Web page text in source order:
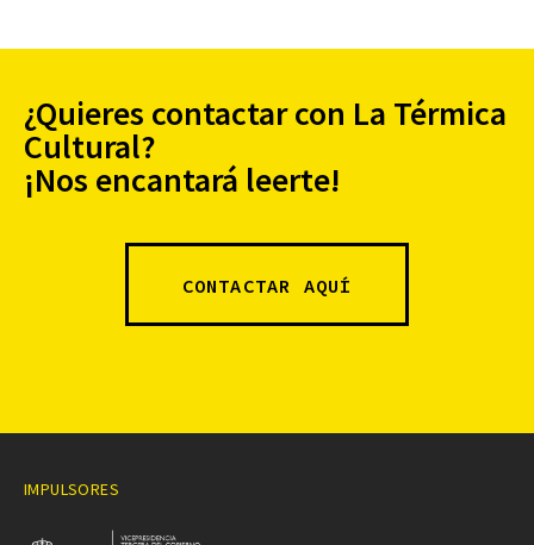
¿Quieres contactar con La Térmica
Cultural?
¡Nos encantará leerte!
CONTACTAR AQUÍ
IMPULSORES